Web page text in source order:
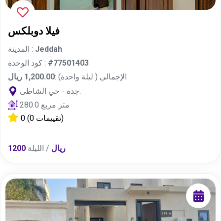
DEFAULT
HIGHEST PRICE
اسم المدينة
Place
السعر/ الليلة
نوع الملكية
فيلا دوبلكس
المدينة : Jeddah
كود الوحدة : #77501403
الإجمالي ( ليلة واحدة) :1,200.00 ريال
280.0 متر مربع
0
(0 تقييمات)
1200 ريال / الليلة